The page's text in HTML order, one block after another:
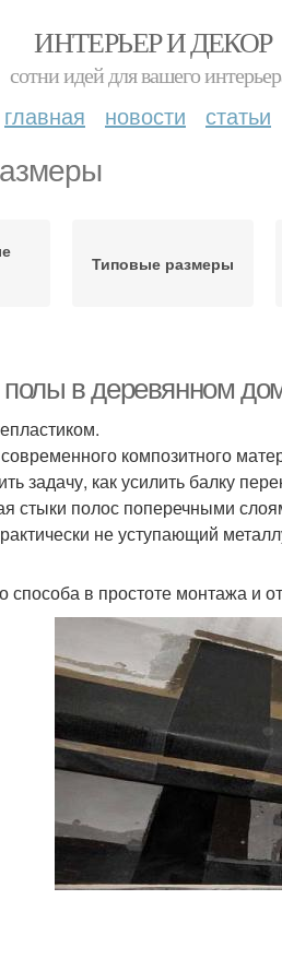
ИНТЕРЬЕР И ДЕКОР
сотни идей для вашего
главная новости статьи
Типовые размеры
полы в деревянном
композитного
задачу, как усилить балку
стыки полос поперечными
не уступающий
способа в простоте монтажа и